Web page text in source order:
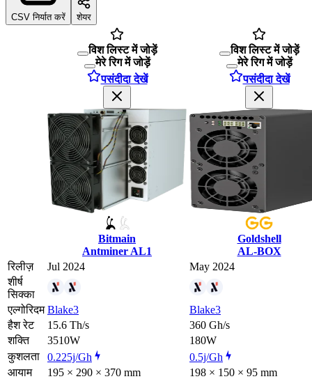
CSV निर्यात करें शेयर
विश लिस्ट में जोड़ें
मेरे रिग में जोड़ें
पसंदीदा देखें
Bitmain
Antminer AL1
विश लिस्ट में जोड़ें
मेरे रिग में जोड़ें
पसंदीदा देखें
Goldshell
AL-BOX
रिलीज़
Jul 2024
May 2024
शीर्ष
सिक्का
एल्गोरिदम Blake3
Blake3
हैश रेट
15.6 Th/s
360 Gh/s
शक्ति
3510W
180W
कुशलता
0.225j/Gh
0.5j/Gh
आयाम
195 × 290 × 370 mm
198 × 150 × 95 mm